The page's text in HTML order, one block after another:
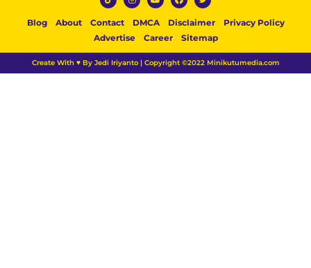
Blog About Contact DMCA Disclaimer
Privacy Policy
Advertise
Career Sitemap
Create With ♥ By Jedi Iriyanto | Copyright ©2022 Minikutumedia.com